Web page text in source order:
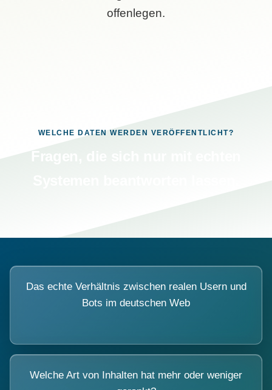
offenlegen.
WELCHE DATEN WERDEN VERÖFFENTLICHT?
Das echte Verhältnis zwischen realen Usern und
Bots im deutschen Web
Welche Art von Inhalten hat mehr oder weniger